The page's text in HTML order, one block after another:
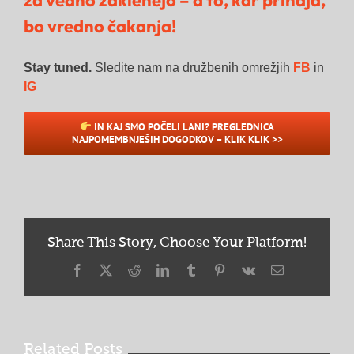
bo vredno čakanja!
Stay tuned. Sledite nam na družbenih omrežjih FB in
IG
IN KAJ SMO POČELI LANI? PREGLEDNICA
NAJPOMEMBNJEŠIH DOGODKOV – KLIK KLIK >>
Share This Story, Choose Your Platform!
Facebook
X RedditLinkedInTumblrPinterest
Vk Email
Related Posts